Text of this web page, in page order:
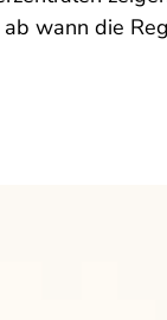
wann die